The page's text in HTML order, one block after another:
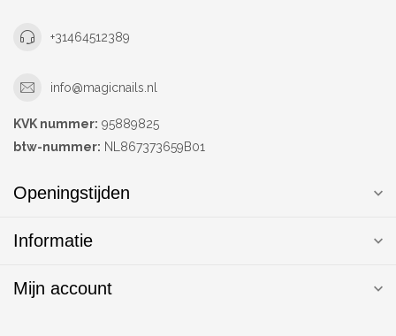
+31464512389
info@magicnails.nl
KVK nummer: 95889825
btw-nummer: NL867373659B01
Openingstijden
Informatie
Mijn account